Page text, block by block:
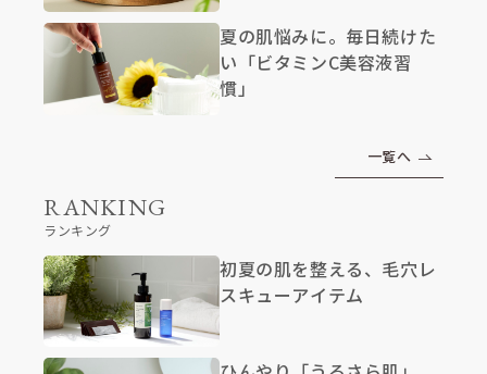
夏の肌悩みに。毎日続けた
い「ビタミンC美容液習
慣」
一覧へ
RANKING
ランキング
初夏の肌を整える、毛穴レ
スキューアイテム